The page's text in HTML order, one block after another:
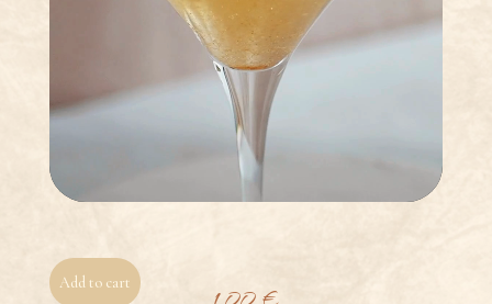
Add to cart